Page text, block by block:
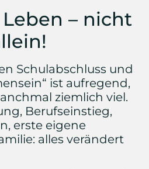
– nicht
Schulabschluss und
ist aufregend,
ziemlich viel.
Berufseinstieg,
erste eigene
alles verändert